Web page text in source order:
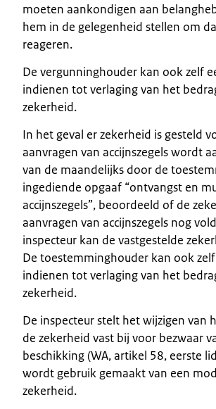
moeten aankondigen aan
hem in de gelegenheid stellen om
reageren.
De vergunninghouder kan ook zelf
indienen tot verlaging van het
zekerheid.
In het geval er zekerheid is gesteld
aanvragen van accijnszegels wordt
van de maandelijks door de
ingediende opgaaf “ontvangst en
accijnszegels”, beoordeeld of de
aanvragen van accijnszegels nog
inspecteur kan de vastgestelde
De toestemminghouder kan ook
indienen tot verlaging van het
zekerheid.
De inspecteur stelt het wijzigen van
de zekerheid vast bij voor bezwaar
beschikking (WA, artikel 58, eerste
wordt gebruik gemaakt van een
zekerheid.